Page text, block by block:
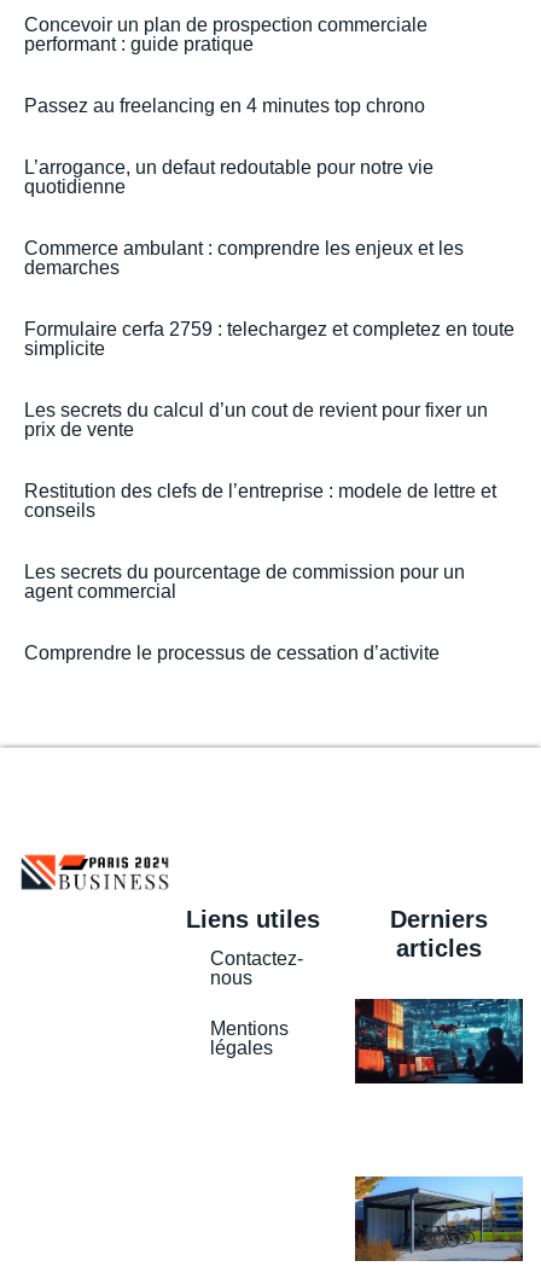
Concevoir un plan de prospection commerciale
performant : guide pratique
Passez au freelancing en 4 minutes top chrono
L’arrogance, un defaut redoutable pour notre vie
quotidienne
Commerce ambulant : comprendre les enjeux et les
demarches
Formulaire cerfa 2759 : telechargez et completez en toute
simplicite
Les secrets du calcul d’un cout de revient pour fixer un
prix de vente
Restitution des clefs de l’entreprise : modele de lettre et
conseils
Les secrets du pourcentage de commission pour un
agent commercial
Comprendre le processus de cessation d’activite
Liens utiles
Contactez-
nous
Mentions
légales
Derniers
articles